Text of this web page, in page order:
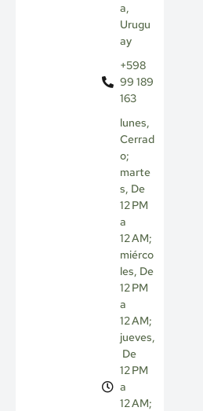
a,
Urugu
ay
+598
99 189
163
lunes,
Cerrad
o;
marte
s, De
12 PM
a
12 AM;
miérco
les, De
12 PM
a
12 AM;
jueves,
De
12 PM
a
12 AM;